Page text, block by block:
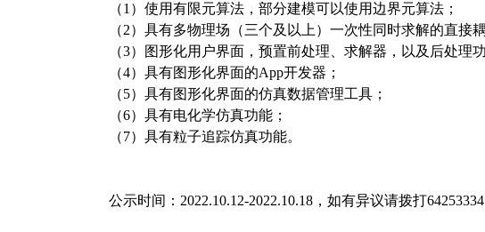
（1 ）使用有限元算法，部分建模可以使用边界元算法；
（2）具有多物理场（三个及以上）一次性同时求解的直接
（3）图形化用户界面，预置前处理、求解器，以及后处理功
（4）具有图形化界面的App开发器；
（5）具有图形化界面的仿真数据管理工具；
（6）具有电化学仿真功能；
（7）具有粒子追踪仿真功能。
公示时间：2022.10.12-2022.10.18 ，如有异议请拨打64253334